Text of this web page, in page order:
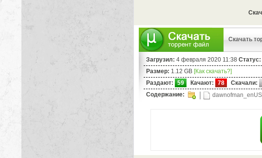
Скачать
Загрузил: 4 февраля 2020 11:38 Статус:
Размер: 1.12 GB [Как скачать?]
Раздают:
59 Качают: 78 Скачали:
Содержание: